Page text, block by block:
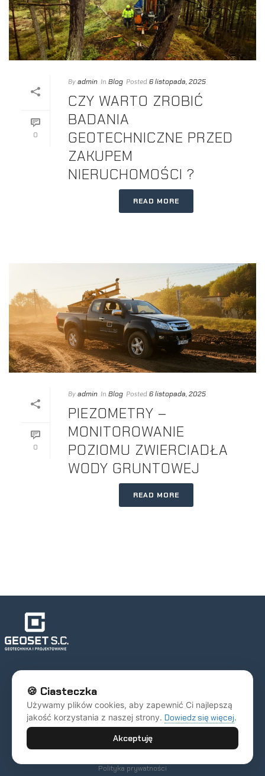
0
By admin In Blog Posted 6 listopada, 2025
CZY WARTO ZROBIĆ
BADANIA
GEOTECHNICZNE PRZED
ZAKUPEM
NIERUCHOMOŚCI ?
READ MORE
0
By admin In Blog Posted 6 listopada, 2025
PIEZOMETRY –
MONITOROWANIE
POZIOMU ZWIERCIADŁA
WODY GRUNTOWEJ
READ MORE
OFERTA
Realizacje
Blog
Polityka prywatności
🍪 Ciasteczka
Używamy plików cookies, aby zapewnić Ci najlepszą
jakość korzystania z naszej strony. Dowiedz się więcej.
Akceptuję